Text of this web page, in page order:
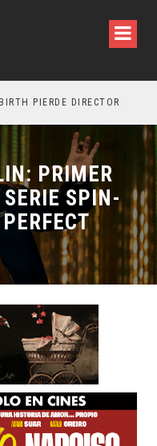
PIERDE DIRECTOR
PRIMER
SPIN-